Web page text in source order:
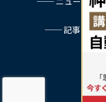
── 記事一覧